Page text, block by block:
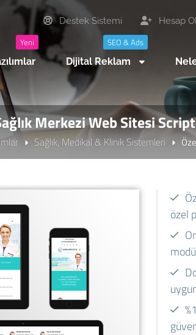
Hesap
Destek Sistemi
Yeni SEO & Ads
Dijital Reklam
Merkezi Web Sitesi
Sağlık, Medikal & Klinik Sistemleri
özel